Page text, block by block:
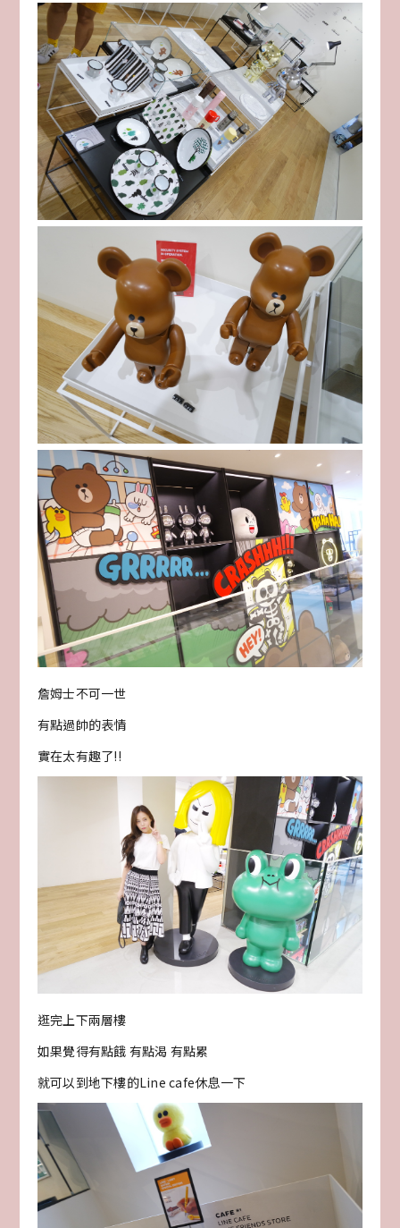
詹姆士不可一世
有點過帥的表情
實在太有趣了!!
逛完上下兩層樓
如果覺得有點餓 有點渴 有點累
就可以到地下樓的Line cafe休息一下